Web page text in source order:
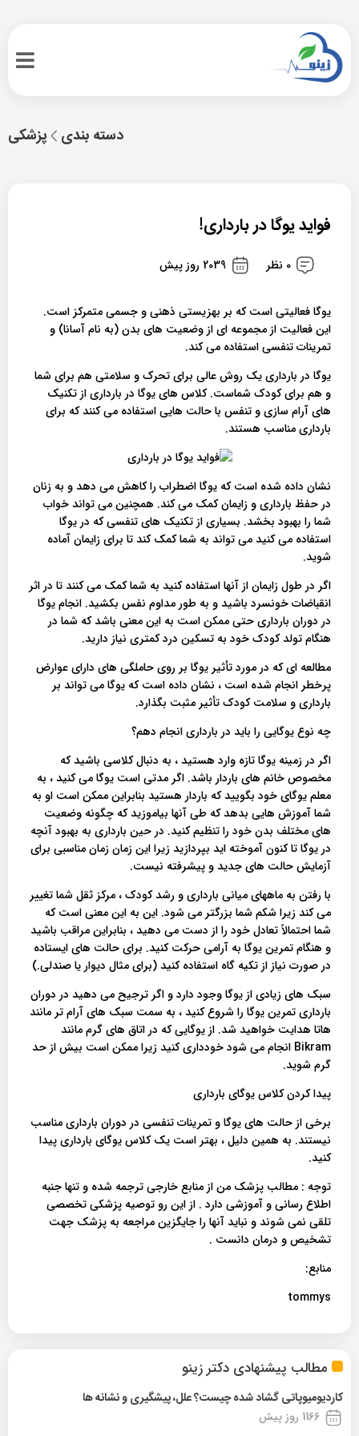
پزشکی دسته بندی
مطالب پیشنهادی دکتر زینو
کاردیومیوپاتی گشاد شده چیست؟ علل، پیشگیری و نشانه ها
1166 روز پیش
فواید یوگا در بارداری!
0 نظر 2039 روز پیش
یوگا فعالیتی است که بر بهزیستی ذهنی و جسمی متمرکز است.
این فعالیت از مجموعه ای از وضعیت های بدن (به نام آسانا) و
تمرینات تنفسی استفاده می کند.
یوگا در بارداری یک روش عالی برای تحرک و سلامتی هم برای شما
و هم برای کودک شماست. کلاس های یوگا در بارداری از تکنیک
های آرام سازی و تنفس با حالت هایی استفاده می کنند که برای
بارداری مناسب هستند.
نشان داده شده است که یوگا اضطراب را کاهش می دهد و به زنان
در حفظ بارداری و زایمان کمک می کند. همچنین می تواند خواب
شما را بهبود بخشد. بسیاری از تکنیک های تنفسی که در یوگا
استفاده می کنید می تواند به شما کمک کند تا برای زایمان آماده
شوید.
اگر در طول زایمان از آنها استفاده کنید به شما کمک می کنند تا در اثر
انقباضات خونسرد باشید و به طور مداوم نفس بکشید. انجام یوگا
در دوران بارداری حتی ممکن است به این معنی باشد که شما در
هنگام تولد کودک خود به تسکین درد کمتری نیاز دارید.
مطالعه ای که در مورد تأثیر یوگا بر روی حاملگی های دارای عوارض
پرخطر انجام شده است ، نشان داده است که یوگا می تواند بر
بارداری و سلامت کودک تأثیر مثبت بگذارد.
چه نوع یوگایی را باید در بارداری انجام دهم؟
اگر در زمینه یوگا تازه وارد هستید ، به دنبال کلاسی باشید که
مخصوص خانم های باردار باشد. اگر مدتی است یوگا می کنید ، به
معلم یوگای خود بگویید که باردار هستید بنابراین ممکن است او به
شما آموزش هایی بدهد که طی آنها بیاموزید که چگونه وضعیت
های مختلف بدن خود را تنظیم کنید. در حین بارداری به بهبود آنچه
در یوگا تا کنون آموخته اید بپردازید زیرا این زمان زمان مناسبی برای
آزمایش حالت های جدید و پیشرفته نیست.
با رفتن به ماههای میانی بارداری و رشد کودک ، مرکز ثقل شما تغییر
می کند زیرا شکم شما بزرگتر می شود. این به این معنی است که
شما احتمالاً تعادل خود را از دست می دهید ، بنابراین مراقب باشید
و هنگام تمرین یوگا به آرامی حرکت کنید. برای حالت های ایستاده
در صورت نیاز از تکیه گاه استفاده کنید (برای مثال دیوار یا صندلی.)
سبک های زیادی از یوگا وجود دارد و اگر ترجیح می دهید در دوران
بارداری تمرین یوگا را شروع کنید ، به سمت سبک های آرام تر مانند
هاتا هدایت خواهید شد. از یوگایی که در اتاق های گرم مانند
Bikram انجام می شود خودداری کنید زیرا ممکن است بیش از حد
گرم شوید.
پیدا کردن کلاس یوگای بارداری
برخی از حالت های یوگا و تمرینات تنفسی در دوران بارداری مناسب
نیستند. به همین دلیل ، بهتر است یک کلاس یوگای بارداری پیدا
کنید.
توجه : مطالب پزشک من از منابع خارجی ترجمه شده و تنها جنبه
اطلاع رسانی و آموزشی دارد . از این رو توصیه پزشکی تخصصی
تلقی نمی شوند و نباید آنها را جایگزین مراجعه به پزشک جهت
تشخیص و درمان دانست .
منابع:
tommys